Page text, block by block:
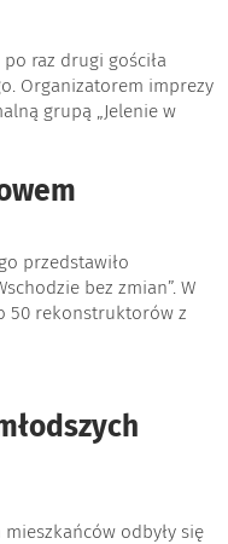
raz drugi gościła
Organizatorem imprezy
grupą „Jelenie w
przedstawiło
bez zmian”. W
50 rekonstruktorów z
odbyły się